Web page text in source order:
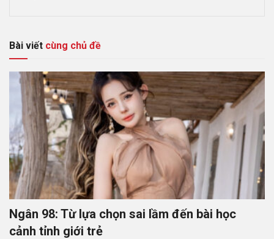
Bài viết cùng chủ đề
Ngân 98: Từ lựa chọn sai lầm đến bài học
cảnh tỉnh giới trẻ